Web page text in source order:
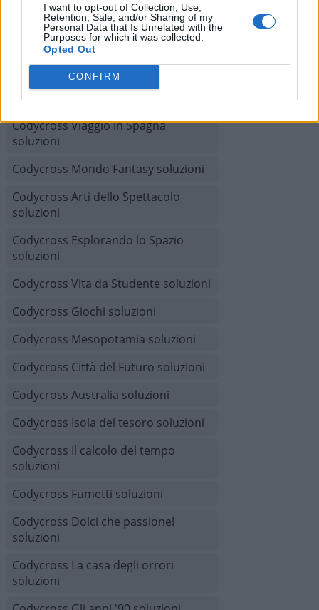
I want to opt-out of Collection, Use,
Retention, Sale, and/or Sharing of my
Personal Data that Is Unrelated with the
Purposes for which it was collected.
Opted Out
CONFIRM
Codycross Tour del Brasile soluzioni
Codycross Anni Ottanta soluzioni
Codycross Alle terme soluzioni
Codycross In campeggio soluzioni
Codycross Viaggio in Spagna
soluzioni
Codycross Mondo Fantasy soluzioni
Codycross Arti dello Spettacolo
soluzioni
Codycross Esplorando lo Spazio
soluzioni
Codycross Vita da Studente soluzioni
Codycross Giochi soluzioni
Codycross Mesopotamia soluzioni
Codycross Città del Futuro soluzioni
Codycross Australia soluzioni
Codycross Isola del tesoro soluzioni
Codycross Il calcolo del tempo
soluzioni
Codycross Fumetti soluzioni
Codycross Dolci che passione!
soluzioni
Codycross La casa degli orrori
soluzioni